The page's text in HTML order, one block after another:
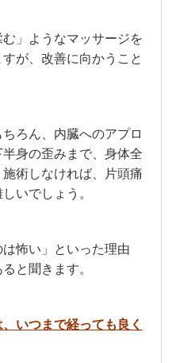
む」ようなマッサージを
が、改善に向かうこと
ろん、内臓へのアプロ
身の歪みまで、身体全
術しなければ、片頭痛
いでしょう。
怖い」といった理由
と聞きます。
いつまで経っても良く